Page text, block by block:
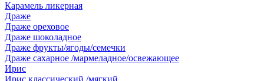
Карамель ликерная
Драже
Драже ореховое
Драже шоколадное
Драже фрукты/ягоды/семечки
Драже сахарное /мармеладное/освежающее
Ирис
Ирис классический /мягкий